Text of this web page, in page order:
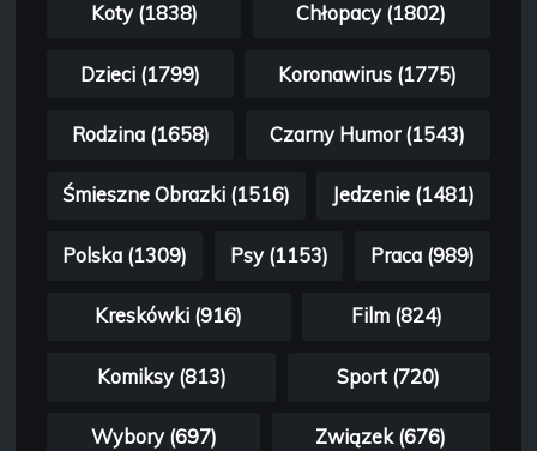
Koty (1838) Chłopacy (1802)
Dzieci (1799) Koronawirus (1775)
Rodzina (1658) Czarny Humor (1543)
Śmieszne Obrazki (1516) Jedzenie (1481)
Polska (1309) Psy (1153) Praca (989)
Kreskówki (916) Film (824)
Komiksy (813) Sport (720)
Wybory (697) Związek (676)